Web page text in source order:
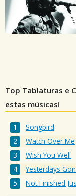
Top Tablaturas e
estas músicas!
Songbird
Watch Over Me
Wish You Well
Yesterdays
Not Finished